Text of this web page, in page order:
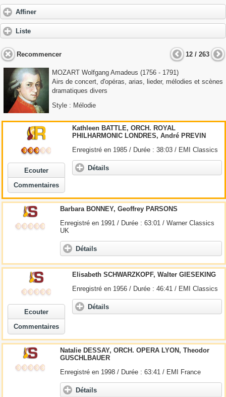
Affiner
Liste
Recommencer 12 / 263
MOZART Wolfgang Amadeus (1756 - 1791)
Airs de concert, d'opéras, arias, lieder, mélodies et scènes
dramatiques divers
Style : Mélodie
Ecouter
Commentaires
Kathleen BATTLE, ORCH. ROYAL
PHILHARMONIC LONDRES, André PREVIN
Enregistré en 1985 / Durée : 38:03 / EMI Classics
Détails
Barbara BONNEY, Geoffrey PARSONS
Enregistré en 1991 / Durée : 63:01 / Warner Classics
UK
Détails
Ecouter
Commentaires
Elisabeth SCHWARZKOPF, Walter GIESEKING
Enregistré en 1956 / Durée : 46:41 / EMI Classics
Détails
Natalie DESSAY, ORCH. OPERA LYON, Theodor
GUSCHLBAUER
Enregistré en 1998 / Durée : 63:41 / EMI France
Détails